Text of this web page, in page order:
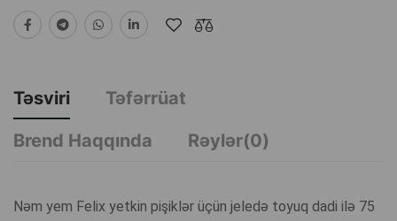
Təsviri
Təfərrüat
Brend Haqqında
Rəylər(0)
Nəm yem Felix yetkin pişiklər üçün jeledə toyuq dadi ilə 75